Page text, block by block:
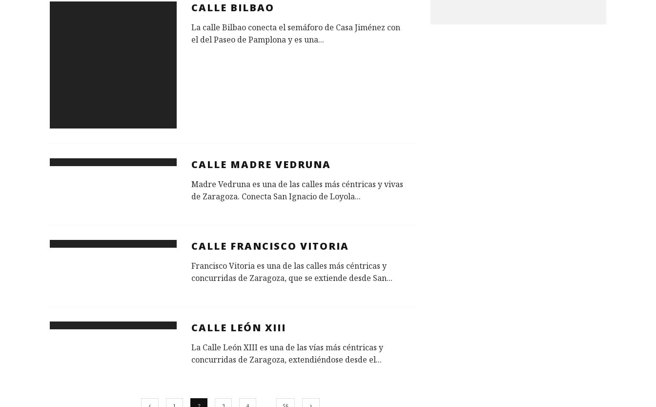
CALLE BILBAO
La calle Bilbao conecta el semáforo de Casa Jiménez con
el del Paseo de Pamplona y es una...
CALLE MADRE VEDRUNA
Madre Vedruna es una de las calles más céntricas y vivas
de Zaragoza. Conecta San Ignacio de Loyola...
CALLE FRANCISCO VITORIA
Francisco Vitoria es una de las calles más céntricas y
concurridas de Zaragoza, que se extiende desde San...
CALLE LEÓN XIII
La Calle León XIII es una de las vías más céntricas y
concurridas de Zaragoza, extendiéndose desde el...